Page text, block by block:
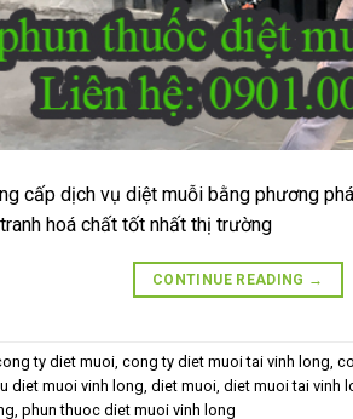
cấp dịch vụ diệt muỗi bằng phương
hoá chất tốt nhất thị trường
CONTINUE READING →
ty diet muoi, cong ty diet muoi tai vinh long,
diet muoi vinh long, diet muoi, diet muoi tai vinh
, phun thuoc diet muoi vinh long